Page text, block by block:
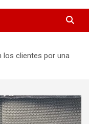
los clientes por una